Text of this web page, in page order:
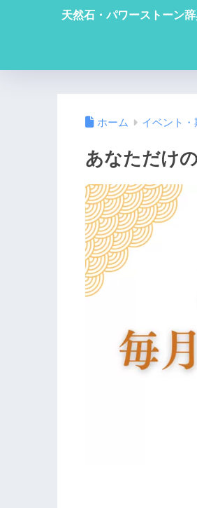
天然石・パワーストーン
ホーム イベント
あなただけ